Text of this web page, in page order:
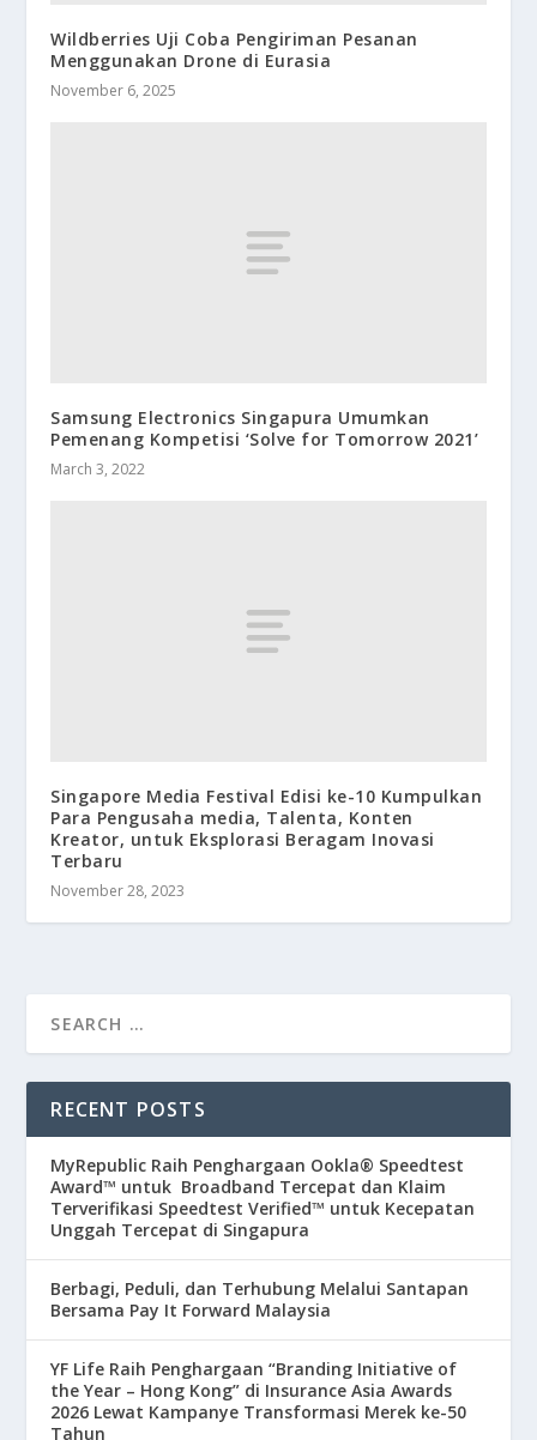
Wildberries Uji Coba Pengiriman Pesanan
Menggunakan Drone di Eurasia
November 6, 2025
Samsung Electronics Singapura Umumkan
Pemenang Kompetisi ‘Solve for Tomorrow 2021’
March 3, 2022
Singapore Media Festival Edisi ke-10 Kumpulkan
Para Pengusaha media, Talenta, Konten
Kreator, untuk Eksplorasi Beragam Inovasi
Terbaru
November 28, 2023
RECENT POSTS
MyRepublic Raih Penghargaan Ookla® Speedtest
Award™ untuk Broadband Tercepat dan Klaim
Terverifikasi Speedtest Verified™ untuk Kecepatan
Unggah Tercepat di Singapura
Berbagi, Peduli, dan Terhubung Melalui Santapan
Bersama Pay It Forward Malaysia
YF Life Raih Penghargaan “Branding Initiative of
the Year – Hong Kong” di Insurance Asia Awards
2026 Lewat Kampanye Transformasi Merek ke-50
Tahun